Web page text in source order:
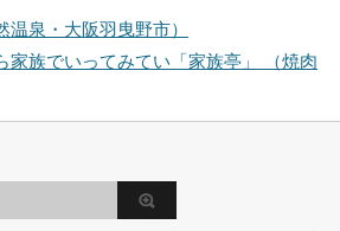
温泉・大阪羽曳野市）
家族でいってみてい「家族亭」 （焼肉